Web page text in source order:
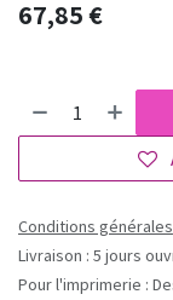
67,85€
Conditions générales
Livraison : 5 jours
Pour l'imprimerie :